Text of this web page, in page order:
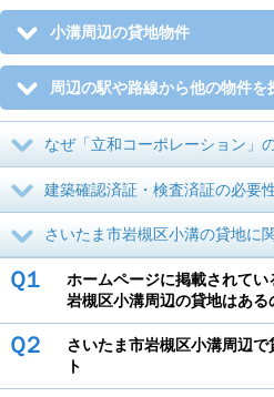
小溝周辺の貸地物件
周辺の駅や路線から他の物件を
なぜ「立和コーポレーション」
建築確認済証・検査済証の必要
さいたま市岩槻区小溝の貸地に
Ｑ１
ホームページに掲載されて
岩槻区小溝周辺の貸地はある
Ｑ２
さいたま市岩槻区小溝周辺
ト